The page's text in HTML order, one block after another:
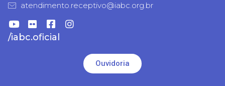
atendimento.receptivo@iabc.org.br
/iabc.oficial
Ouvidoria